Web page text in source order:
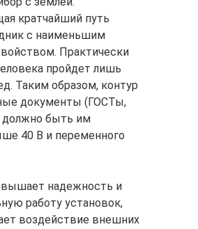
кратчайший путь
с наименьшим
Практически
пройдет лишь
Таким образом, контур
документы (ГОСТы,
должно быть им
40 В и переменного
надежность и
работу установок,
воздействие внешних